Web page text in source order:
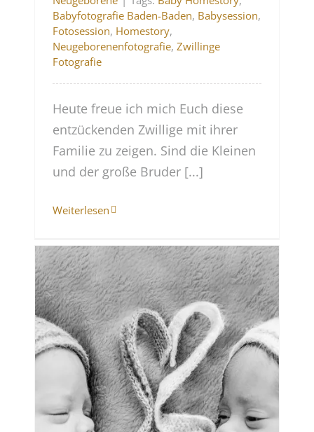
Babyfotografie Baden-Baden, Babysession,
Fotosession, Homestory,
Neugeborenenfotografie,Zwillinge
Fotografie
Heute freue ich mich Euch diese
entzückenden Zwillige mit ihrer
Familie zu zeigen. Sind die Kleinen
und der große Bruder [...]
Weiterlesen